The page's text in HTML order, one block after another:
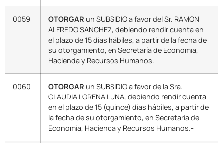
0059 OTORGAR un SUBSIDIO a favor del Sr. RAMON
ALFREDO SANCHEZ, debiendo rendir cuenta en
el plazo de 15 días hábiles, a partir de la fecha de
su otorgamiento, en Secretaría de Economía,
Hacienda y Recursos Humanos.-
0060 OTORGAR un SUBSIDIO a favor de la Sra.
CLAUDIA LORENA LUNA, debiendo rendir cuenta
en el plazo de 15 (quince) días hábiles, a partir de
la fecha de su otorgamiento, en Secretaría de
Economía, Hacienda y Recursos Humanos.-